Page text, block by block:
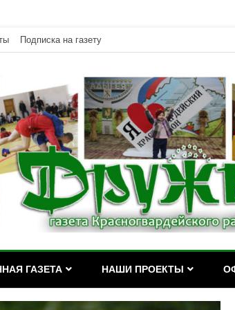
Подписка на газету
ГАЗЕТА НАШИ ПРОЕКТЫ